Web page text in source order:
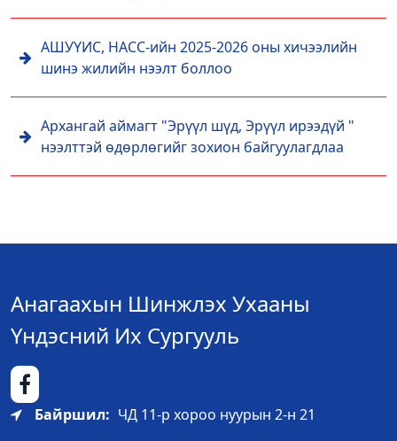
АШУҮИС, НАСС-ийн 2025-2026 оны хичээлийн
шинэ жилийн нээлт боллоо
Архангай аймагт "Эрүүл шүд, Эрүүл ирээдүй "
нээлттэй өдөрлөгийг зохион байгуулагдлаа
Анагаахын Шинжлэх Ухааны
Үндэсний Их Сургууль
Байршил: ЧД 11-р хороо нуурын 2-н 21